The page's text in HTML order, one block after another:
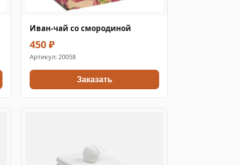
Иван-чай со смородиной
450 ₽
Артикул:20058
Заказать